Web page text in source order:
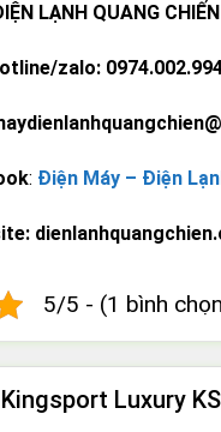
LẠNH QUANG CHIẾN
zalo:
: Điện Máy – Điện
5/5 - (1 bình
Luxury